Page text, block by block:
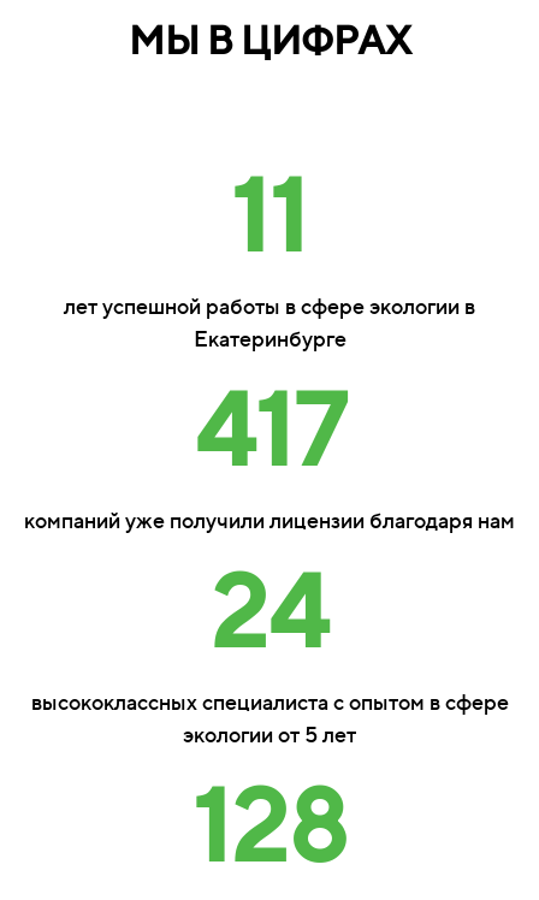
МЫ В ЦИФРАХ
11
лет успешной работы в сфере экологии в
Екатеринбурге
417
компаний уже получили лицензии благодаря нам
24
высококлассных специалиста с опытом в сфере
экологии от 5 лет
128